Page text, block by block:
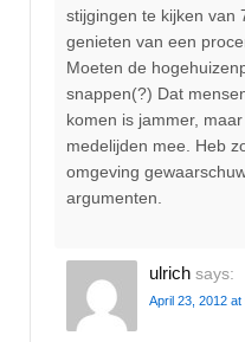
stijgingen te kijken van
genieten van een
Moeten de
snappen(?) Dat
komen is jammer,
medelijden mee. Heb
omgeving
argumenten.
ulrich says:
April 23, 2012 at